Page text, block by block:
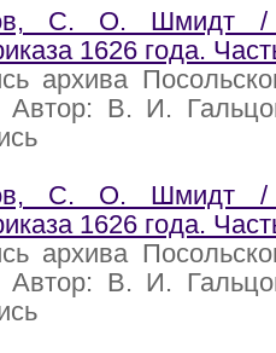
С. О. Шмидт /
1626 года.
архива
Автор: В. И.
С. О. Шмидт /
1626 года.
архива
Автор: В. И.